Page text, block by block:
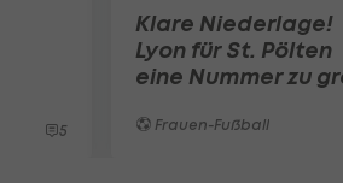
5
Klare Niederlage!
Lyon für St. Pölten
eine Nummer zu
Frauen-Fußball